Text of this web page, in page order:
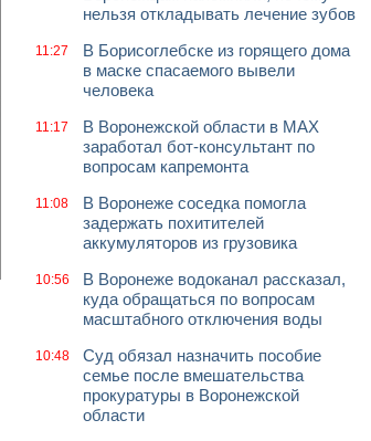
нельзя откладывать лечение зубов
11:27
В Борисоглебске из горящего дома
в маске спасаемого вывели
человека
11:17
В Воронежской области в МАХ
заработал бот-консультант по
вопросам капремонта
11:08
В Воронеже соседка помогла
задержать похитителей
аккумуляторов из грузовика
10:56
В Воронеже водоканал рассказал,
куда обращаться по вопросам
масштабного отключения воды
10:48
Суд обязал назначить пособие
семье после вмешательства
прокуратуры в Воронежской
области